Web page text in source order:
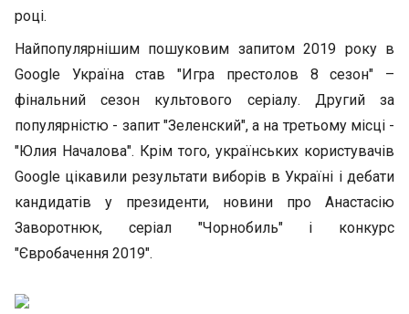
році.
Найпопулярнішим пошуковим запитом 2019 року в
Google Україна став "Игра престолов 8 сезон" –
фінальний сезон культового серіалу. Другий за
популярністю - запит "Зеленский", а на третьому місці -
"Юлия Началова". Крім того, українських користувачів
Google цікавили результати виборів в Україні і дебати
кандидатів у президенти, новини про Анастасію
Заворотнюк, серіал "Чорнобиль" і конкурс
"Євробачення 2019".